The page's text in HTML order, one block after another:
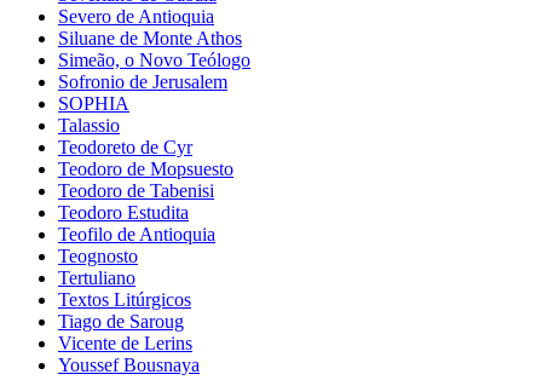
Severo de Antioquia
Siluane de Monte Athos
Simeão, o Novo Teólogo
Sofronio de Jerusalem
SOPHIA
Talassio
Teodoreto de Cyr
Teodoro de Mopsuesto
Teodoro de Tabenisi
Teodoro Estudita
Teofilo de Antioquia
Teognosto
Tertuliano
Textos Litúrgicos
Tiago de Saroug
Vicente de Lerins
Youssef Bousnaya